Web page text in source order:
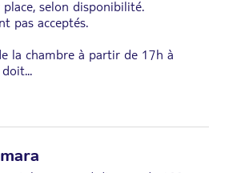
selon disponibilité.
pas acceptés.
la chambre à partir de 17h à
doit...